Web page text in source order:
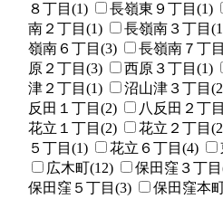
８丁目(1)
長嶺東９丁目(1)
南２丁目(1)
長嶺南３丁目
嶺南６丁目(3)
長嶺南７丁
原２丁目(3)
西原３丁目(1)
津２丁目(1)
沼山津３丁目
反田１丁目(2)
八反田２丁
花立１丁目(2)
花立２丁目
５丁目(1)
花立６丁目(4)
広木町(12)
保田窪３丁
保田窪５丁目(3)
保田窪本